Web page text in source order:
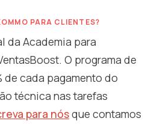
PARA CLIENTES?
da Academia para
O programa de
de cada pagamento do
técnica nas tarefas
para nósque contamos